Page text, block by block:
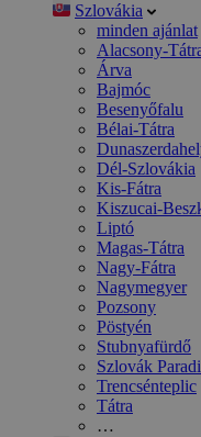
Szlovákia
minden ajánlat
Alacsony-
Árva
Bajmóc
Besenyőfalu
Bélai-Tátra
Dél-Szlovákia
Kis-Fátra
Kiszucai-
Liptó
Magas-Tátra
Nagy-Fátra
Nagymegyer
Pozsony
Pöstyén
Stubnyafürdő
Szlovák
Trencsénteplic
Tátra
…